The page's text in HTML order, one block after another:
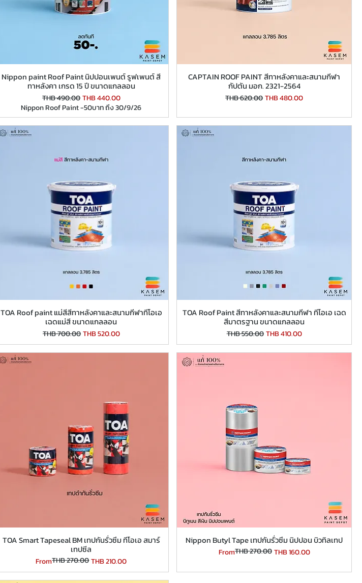
Nippon paint Roof Paint นิปปอนเพนต์ รูฟเพนต์ สี
ทาหลังคา เกรด 15 ปี ขนาดแกลลอน
Regular Price
THB 490.00Sale Price
THB 440.00
Nippon Roof Paint -50บาท ถึง 30/9/26
CAPTAIN ROOF PAINT สีทาหลังคาและสนามกีฬา
กัปตัน มอก. 2321-2564
Regular Price
THB 620.00Sale Price
THB 480.00
TOA Roof paint แม่สีสีทาหลังคาและสนามกีฬาทีโอเอ
เฉดแม่สี ขนาดแกลลอน
Regular Price
THB 700.00Sale Price
THB 520.00
TOA Roof Paint สีทาหลังคาและสนามกีฬา ทีโอเอ เฉด
สีมาตรฐาน ขนาดแกลลอน
Regular Price
THB 550.00 Sale Price
THB 410.00
TOA Smart Tapeseal BM เทปกันรั่วซึม ทีโอเอ สมาร์
เทปซีล
From
Regular Price
THB 270.00THB 210.00
Sale Price
Nippon Butyl Tape เทปกันรั่วซึม นิปปอน บิวทิลเทป
From
Regular Price
THB 270.00 THB 160.00
Sale Price